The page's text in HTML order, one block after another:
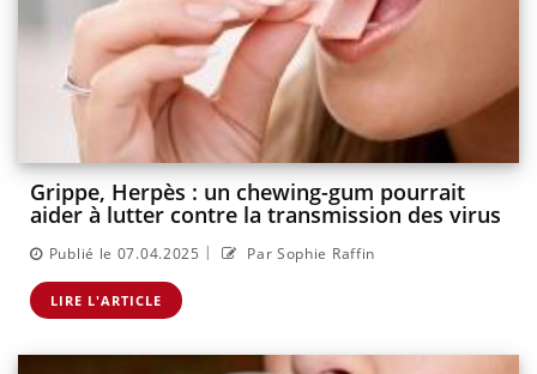
Grippe, Herpès : un chewing-gum pourrait
aider à lutter contre la transmission des virus
Publié le 07.04.2025 | Par Sophie Raffin
LIRE L'ARTICLE